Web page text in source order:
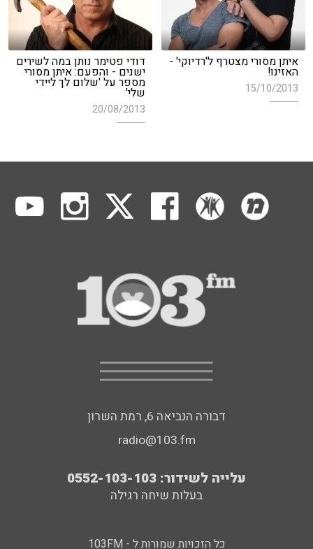
איתן מסורי מצטרף ל'רדיוקי' -
האזינו!
15/10/2013
דודי פטימר נותן במה לשירים
ישנים - והפעם: איתן מסורי
מספר על 'שלום לך ליידי
שלי'
20/08/2013
דבורה הנביאה 6, רמת השרון
radio@103.fm
עלייה לשידור: 0552-103-103
בעלות שיחה רגילה
כל הזכויות שמורות ל - 103FM